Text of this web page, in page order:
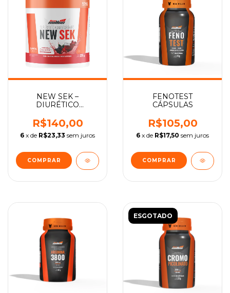
NEW SEK –
DIURÉTICO
ALIMENTAR EM PÓ
R$140,00
6 x de R$23,33 sem juros
FENOTEST
CÁPSULAS
R$105,00
6 x de R$17,50 sem juros
ESGOTADO